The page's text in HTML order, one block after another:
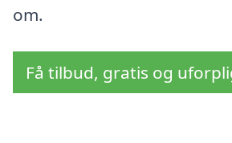
om.
Få tilbud, gratis og